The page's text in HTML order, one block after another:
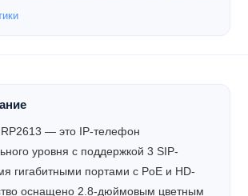
— это IP-телефон
уровня с поддержкой 3 SIP-
гигабитными портами с PoE и HD-
оснащено 2.8-дюймовым цветным